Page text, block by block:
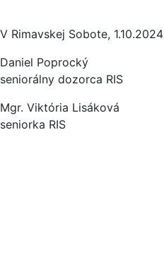
V Rimavskej Sobote, 1.10.2024
Daniel Poprocký
seniorálny dozorca RIS
Mgr. Viktória Lisáková
seniorka RIS